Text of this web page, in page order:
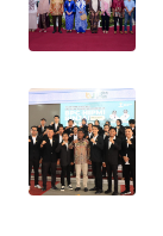
WN
WN
BENGKULU